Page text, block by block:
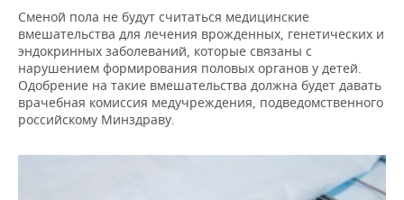
НЕФТЕХИМИЯ
НЕФТЬ
ОПК
РОЗНИЧНАЯ ТОРГОВЛЯ
ТРАНСПОРТ
УСЛУГИ
НОВОСТИ ТЕХНОЛОГИЙ
IT
МЕДИА
МЕРОПРИЯТИЯ
НОВОСТИ МЕРОПРИЯТИЙ
ВЫЕЗДНАЯ РЕДАКЦИЯ
СПОРТ
НОВОСТИ СПОРТА
ОБЩЕСТВО
Сменой пола не будут считаться медицинские
вмешательства для лечения врожденных, генетических и
эндокринных заболеваний, которые связаны с
нарушением формирования половых органов у детей.
Одобрение на такие вмешательства должна будет давать
врачебная комиссия медучреждения, подведомственного
российскому Минздраву.